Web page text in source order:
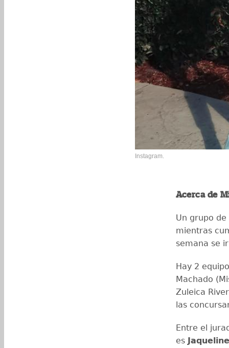
Instagram.
Acerca de
Un grupo
mientras
semana se
Hay 2
Machado
Zuleica
las
Entre el
es